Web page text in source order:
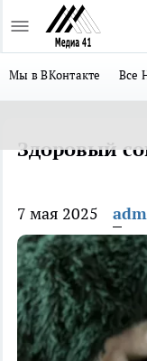
Мы в ВКонтакте Все
Здоровый
7 мая 2025